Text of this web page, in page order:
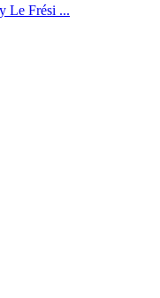
Le Frési ...